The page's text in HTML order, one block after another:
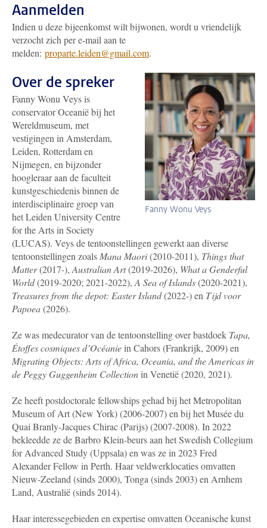
Aanmelden
Indien u deze bijeenkomst wilt bijwonen, wordt u vriendelijk
verzocht zich per e-mail aan te
melden: proparte.leiden@gmail.com.
Fanny Wonu Veys
Over de spreker
Fanny Wonu Veys is
conservator Oceanië bij het
Wereldmuseum, met
vestigingen in Amsterdam,
Leiden, Rotterdam en
Nijmegen, en bijzonder
hoogleraar aan de faculteit
kunstgeschiedenis binnen de
interdisciplinaire groep van
het Leiden University Centre
for the Arts in Society
(LUCAS). Veys de tentoonstellingen gewerkt aan diverse
tentoonstellingen zoals Mana Maori(2010-2011), Things that
Matter(2017-), Australian Art(2019-2026), What a Genderful
World(2019-2020; 2021-2022), A Sea of Islands(2020-2021),
Treasures from the depot: Easter Island(2022-) en Tijd voor
Papoea(2026).
Ze was medecurator van de tentoonstelling over bastdoek Tapa,
Étoffes cosmiques d’Océaniein Cahors (Frankrijk, 2009) en
Migrating Objects: Arts of Africa, Oceania, and the Americas in
de Peggy Guggenheim Collectionin Venetië (2020, 2021).
Ze heeft postdoctorale fellowships gehad bij het Metropolitan
Museum of Art (New York) (2006-2007) en bij het Musée du
Quai Branly-Jacques Chirac (Parijs) (2007-2008). In 2022
bekleedde ze de Barbro Klein-beurs aan het Swedish Collegium
for Advanced Study (Uppsala) en was ze in 2023 Fred
Alexander Fellow in Perth. Haar veldwerklocaties omvatten
Nieuw-Zeeland (sinds 2000), Tonga (sinds 2003) en Arnhem
Land, Australië (sinds 2014).
Haar interessegebieden en expertise omvatten Oceanische kunst